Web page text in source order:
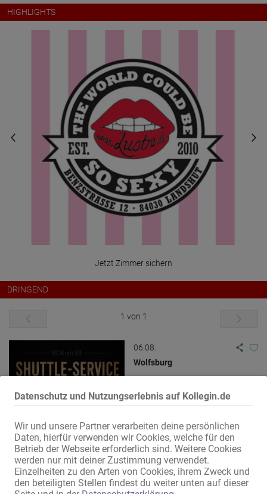
Datenschutz und Nutzungserlebnis auf Kollegin.de
Wir und unsere Partner verarbeiten deine persönlichen
Daten, hierfür verwenden wir Cookies, welche für den
Betrieb der Webseite erforderlich sind. Weitere Cookies
werden nur mit deiner Zustimmung verwendet.
Einzelheiten zu den Arten von Cookies, ihrem Zweck und
den beteiligten Stellen findest du weiter unten auf dieser
HIGHLIGHTS
Jetzt Zimmer sichern
DRINGEND
1 von 1
06.08.
Wolfsburg
Service / Fachkräfte
Shuttle Service NDS
Keine Lust auf die stressige Anreise mit der Bahn? Dann bucht euren